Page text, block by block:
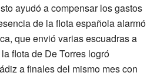
ayudó a compensar los gastos
de la flota española alarmó
que envió varias escuadras a
flota de De Torres logró
a finales del mismo mes con